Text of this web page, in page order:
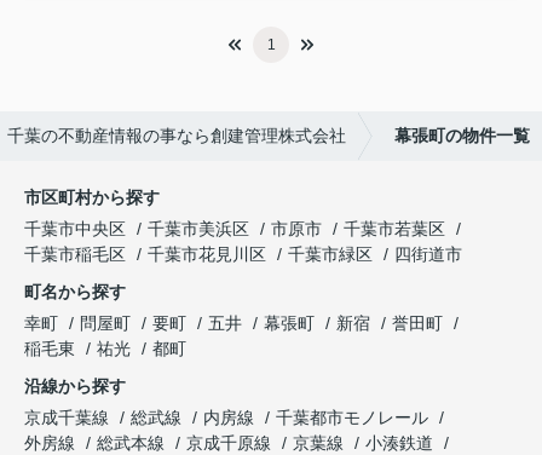
1
千葉の不動産情報の事なら創建管理株式会社 幕張町の物件一覧
市区町村から探す
千葉市中央区
千葉市美浜区 市原市
千葉市若葉区
千葉市稲毛区
千葉市花見川区 千葉市緑区
四街道市
町名から探す
幸町
問屋町 要町 五井 幕張町 新宿
誉田町
稲毛東
祐光
都町
沿線から探す
京成千葉線
総武線 内房線
千葉都市モノレール
外房線
総武本線 京成千原線 京葉線
小湊鉄道